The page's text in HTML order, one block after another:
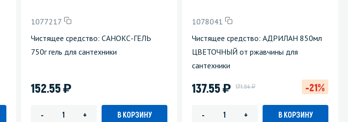
1077217
Чистящее средство: САНОКС-ГЕЛЬ
750г гель для сантехники
152.55)
- + В КОРЗИНУ
1078041
Чистящее средство: АДРИЛАН 850мл
ЦВЕТОЧНЫЙ от ржавчины для
сантехники
137.55) 171.94у -21%
- + В КОРЗИНУ